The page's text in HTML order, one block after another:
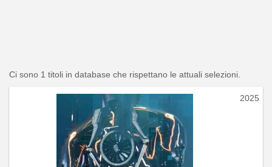
Ci sono 1 titoli in database che rispettano le attuali selezioni.
2025